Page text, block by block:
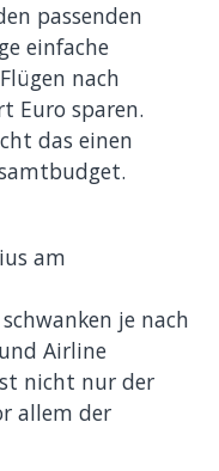
passenden
einfache
nach
Euro sparen.
das einen
am
je nach
Airline
nicht nur der
allem der